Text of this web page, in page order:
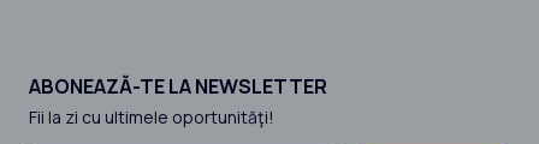
ABONEAZĂ-TE LA NEWSLETTER
Fii la zi cu ultimele oportunităţi!